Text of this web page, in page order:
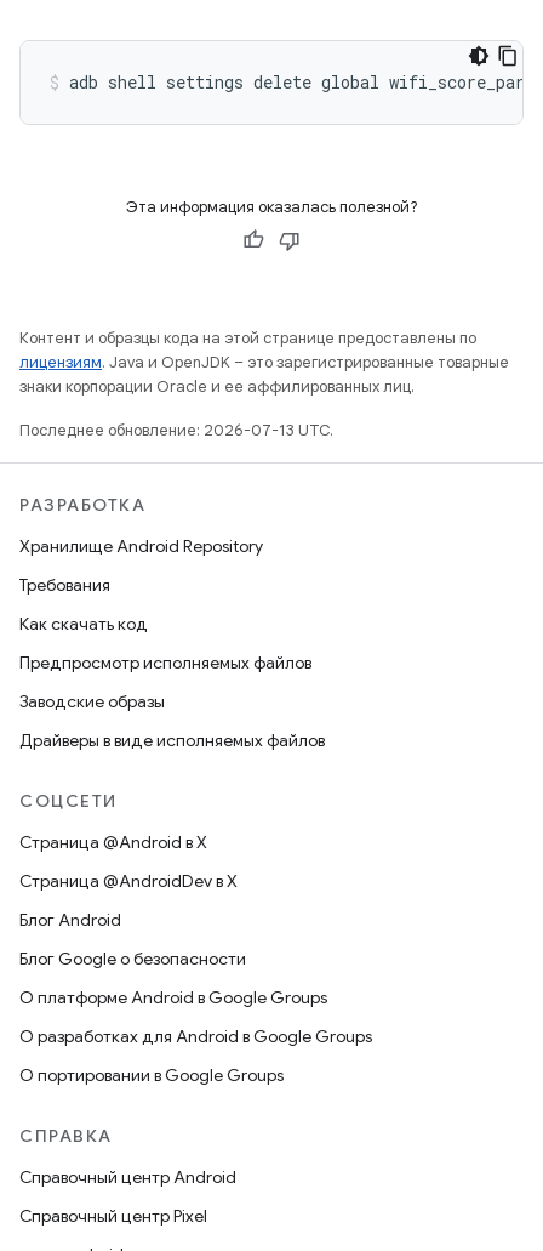
adb shell settings delete global
Эта информация оказалась полезной?
Контент и образцы кода на этой странице предоставлены по
лицензиям. Java и OpenJDK – это зарегистрированные товарные
знаки корпорации Oracle и ее аффилированных лиц.
Последнее обновление: 2026-07-13 UTC.
РАЗРАБОТКА
Хранилище Android Repository
Требования
Как скачать код
Предпросмотр исполняемых файлов
Заводские образы
Драйверы в виде исполняемых файлов
СОЦСЕТИ
Страница @Android в X
Страница @AndroidDev в X
Блог Android
Блог Google о безопасности
О платформе Android в Google Groups
О разработках для Android в Google Groups
О портировании в Google Groups
СПРАВКА
Справочный центр Android
Справочный центр Pixel